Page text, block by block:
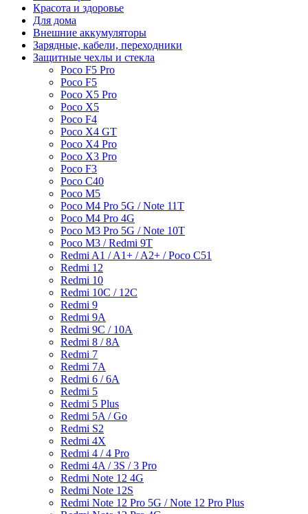
Красота и здоровье
Для дома
Внешние аккумуляторы
Зарядные, кабели, переходники
Защитные чехлы и стекла
Poco F5 Pro
Poco F5
Poco X5 Pro
Poco X5
Poco F4
Poco X4 GT
Poco X4 Pro
Poco X3 Pro
Poco F3
Poco C40
Poco M5
Poco M4 Pro 5G / Note 11T
Poco M4 Pro 4G
Poco M3 Pro 5G / Note 10T
Poco M3 / Redmi 9T
Redmi A1 / A1+ / A2+ / Poco C51
Redmi 12
Redmi 10
Redmi 10C / 12C
Redmi 9
Redmi 9A
Redmi 9C / 10A
Redmi 8 / 8A
Redmi 7
Redmi 7A
Redmi 6 / 6A
Redmi 5
Redmi 5 Plus
Redmi 5A / Go
Redmi S2
Redmi 4X
Redmi 4 / 4 Pro
Redmi 4A / 3S / 3 Pro
Redmi Note 12 4G
Redmi Note 12S
Redmi Note 12 Pro 5G / Note 12 Pro Plus